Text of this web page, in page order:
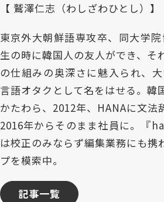
【 鷲澤仁志（わしざわひとし）】
東京外大朝鮮語専攻卒、同大学
生の時に韓国人の友人ができ、
の仕組みの奥深さに魅入られ、
言語オタクとして名をはせる。韓
かたわら、2012年、HANAに文法
2016年からそのまま社員に。『
は校正のみならず編集業務にも携
プを模索中。
記事一覧